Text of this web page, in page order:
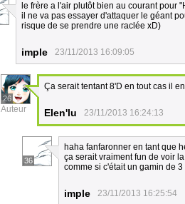
le frère a l'air plutôt bien au courant pour
il ne va pas essayer d'attaquer le géant
risque de se prendre une raclée xD)
imple 23/11/2013 16:09:05
26
Auteur
Ça serait tentant 8'D en tout cas il
Elen'lu 23/11/2013 16:24:13
36
haha fanfaronner en tant que
ça serait vraiment fun de voir
comme si c'était un gamin de 3
imple 23/11/2013 16:25:54